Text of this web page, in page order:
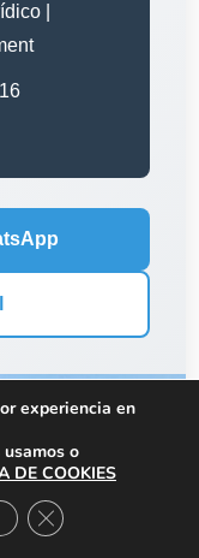
|
experiencia en
o
DE COOKIES
Cerrar el banner de